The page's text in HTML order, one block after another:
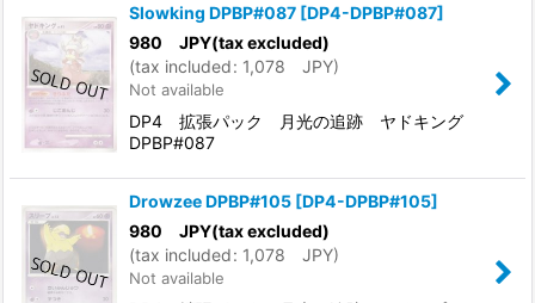
Slowking DPBP#087 [DP4-DPBP#087]
980 JPY(tax excluded)
(tax included: 1,078 JPY)
Not available
DP4 拡張パック 月光の追跡 ヤドキング
DPBP#087
Drowzee DPBP#105 [DP4-DPBP#105]
980 JPY(tax excluded)
(tax included: 1,078 JPY)
Not available